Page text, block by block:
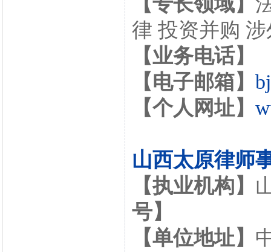
律 投资并购
【业务电话】
【电子邮箱】
【个人网址】
山西太原律师
【执业机构】
号】
【单位地址】